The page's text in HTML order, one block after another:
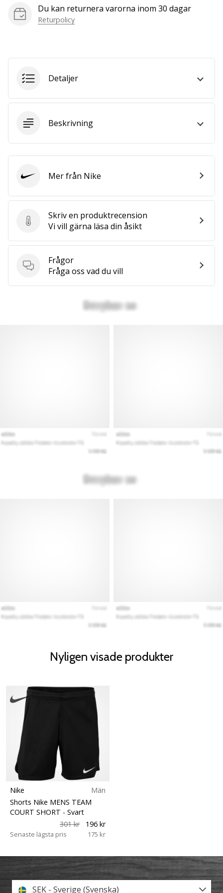
we
are?
a
Brand
Ambassador.
Visa
Du kan returnera varorna inom 30 dagar
Returpolicy
Detaljer
Beskrivning
Skriv en produktrecension
Skriv en produktrecension
Vi vill gärna läsa din åsikt
Frågor
Frågor
Fråga oss vad du vill
Nike Mer från Nike
Nyligen visade produkter
Nike
Män
Shorts Nike MENS TEAM
COURT SHORT - Svart
301 kr
196 kr
Senaste lägsta pris 175 kr
SEK - Sverige (Svenska)